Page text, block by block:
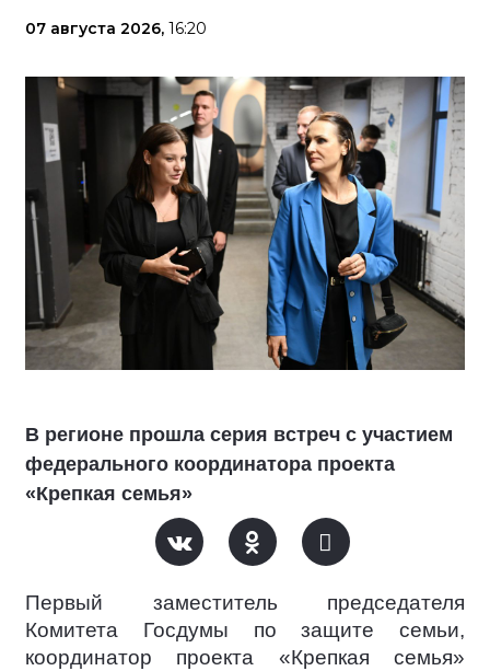
07 августа 2026, 16:20
В регионе прошла серия встреч с участием
федерального координатора проекта
«Крепкая семья»
Первый заместитель председателя
Комитета Госдумы по защите семьи,
координатор проекта «Крепкая семья»